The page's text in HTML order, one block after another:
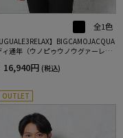
全1色
】BIGCAMOJACQUA
ィ通年（ウノピゥウノウグァーレト
16,940円 (税込)
OUTLET